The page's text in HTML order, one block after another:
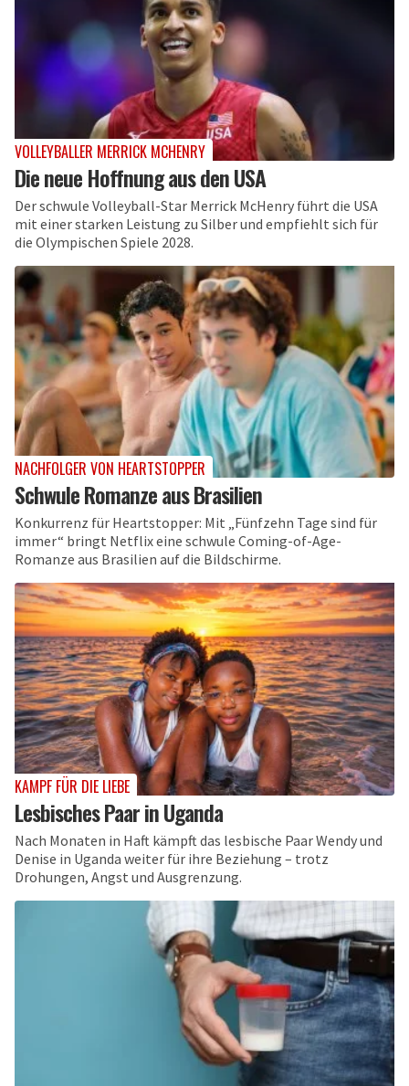
VOLLEYBALLER MERRICK MCHENRY
Die neue Hoffnung aus den USA
Der schwule Volleyball-Star Merrick McHenry führt die USA
mit einer starken Leistung zu Silber und empfiehlt sich für
die Olympischen Spiele 2028.
NACHFOLGER VON HEARTSTOPPER
Schwule Romanze aus Brasilien
Konkurrenz für Heartstopper: Mit „Fünfzehn Tage sind für
immer“ bringt Netflix eine schwule Coming-of-Age-
Romanze aus Brasilien auf die Bildschirme.
KAMPF FÜR DIE LIEBE
Lesbisches Paar in Uganda
Nach Monaten in Haft kämpft das lesbische Paar Wendy und
Denise in Uganda weiter für ihre Beziehung – trotz
Drohungen, Angst und Ausgrenzung.